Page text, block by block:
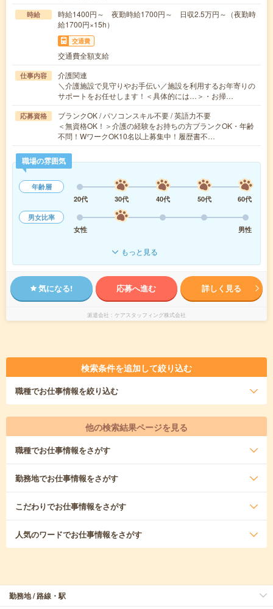
時給
時給1400円～ 夜勤時給1700円～ 日収2.5万円～（夜勤時
給1700円×15h）
交通費
交通費全額支給
仕事内容
介護関連
＼介護施設で見守りやお手伝い／施設を利用するお年寄りの
サポートをお任せします！＜具体的には…＞・お掃…
応募資格
ブランクOK / パソコンスキル不要 / 英語力不要
＜無資格OK！＞介護の経験をお持ちの方ブランクOK・年齢
不問！WワークOK10名以上募集中！履歴書不…
職場の雰囲気
年齢層
20代
30代 40代 50代
60代
男女比率
女性
男性
もっと見る
気になる! 応募へ進む 詳しく見る
派遣会社 ケアスタッフィング株式会社
検索条件を追加して絞り込む
職種でお仕事情報を絞り込む
他の検索結果ページを見る
職種でお仕事情報をさがす
勤務地でお仕事情報をさがす
こだわりでお仕事情報をさがす
人気のワードでお仕事情報をさがす
勤務地 / 路線・駅